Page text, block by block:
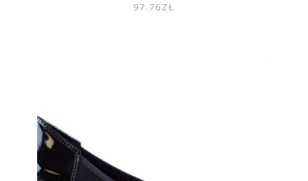
97.76ZŁ